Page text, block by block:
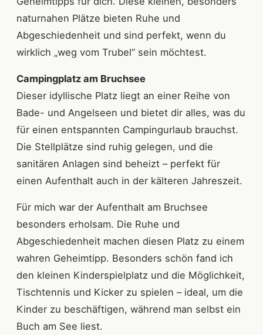
naturnahen Plätze bieten Ruhe und
Abgeschiedenheit und sind perfekt, wenn du
wirklich „weg vom Trubel“ sein möchtest.
Campingplatz am Bruchsee
Dieser idyllische Platz liegt an einer Reihe von
Bade- und Angelseen und bietet dir alles, was du
für einen entspannten Campingurlaub brauchst.
Die Stellplätze sind ruhig gelegen, und die
sanitären Anlagen sind beheizt – perfekt für
einen Aufenthalt auch in der kälteren Jahreszeit.
Für mich war der Aufenthalt am Bruchsee
besonders erholsam. Die Ruhe und
Abgeschiedenheit machen diesen Platz zu einem
wahren Geheimtipp. Besonders schön fand ich
den kleinen Kinderspielplatz und die Möglichkeit,
Tischtennis und Kicker zu spielen – ideal, um die
Kinder zu beschäftigen, während man selbst ein
Buch am See liest.